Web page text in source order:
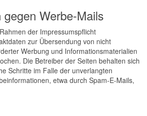
Werbe-Mails
der Impressumspflicht
zur Übersendung von nicht
Werbung und Informationsmaterialien
Die Betreiber der Seiten behalten sich
Schritte im Falle der unverlangten
etwa durch Spam-E-Mails,